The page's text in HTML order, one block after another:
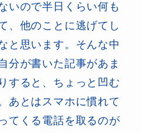
いので半日くらい何も
、他のことに逃げてし
と思います。そんな中
分が書いた記事があま
すると、ちょっと凹む
あとはスマホに慣れて
てくる電話を取るのが